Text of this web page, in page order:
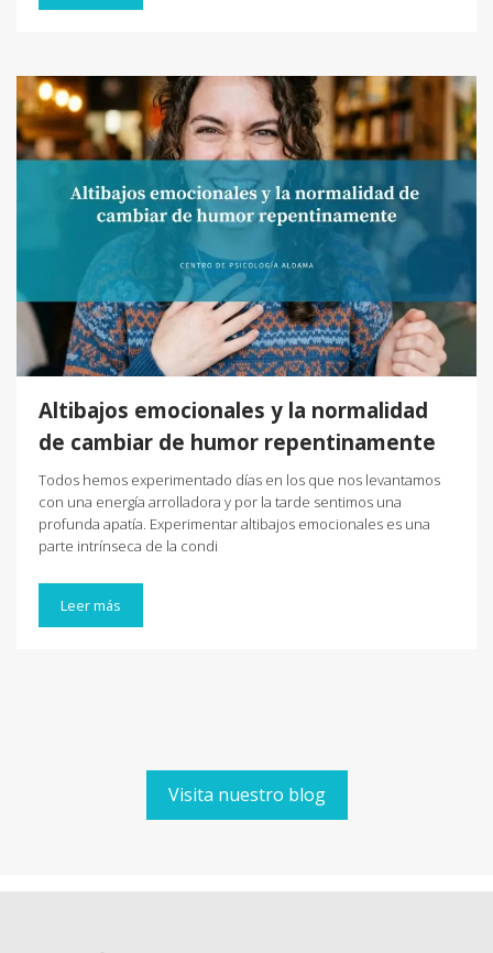
Altibajos emocionales y la normalidad
de cambiar de humor repentinamente
Todos hemos experimentado días en los que nos levantamos
con una energía arrolladora y por la tarde sentimos una
profunda apatía. Experimentar altibajos emocionales es una
parte intrínseca de la condi
Leer más
Visita nuestro blog